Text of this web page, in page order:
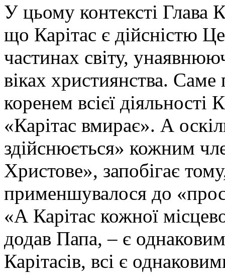
У цьому контексті Глава
що Карітас є дійсністю
частинах світу,
віках християнства.
коренем всієї діяльності
«Карітас вмирає». А
здійснюється» кожним
Христове», запобігає
применшувалося до
«А Карітас кожної
додав Папа, – є
Карітасів, всі є